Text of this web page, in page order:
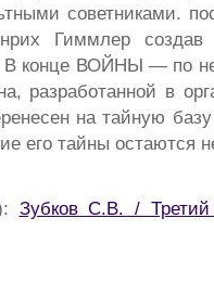
советниками.
Гиммлер
В конце ВОЙНЫ — по
разработанной в
на тайную
его тайны остаются
Зубков С.В. /